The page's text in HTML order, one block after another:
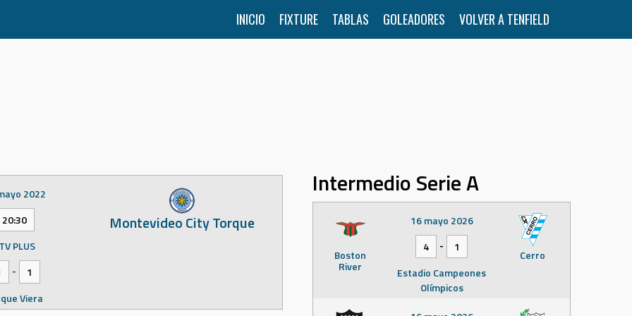
INICIO FIXTURE TABLAS GOLEADORES VOLVER A TENFIELD
Montevideo City Torque
2022
20:30
PLUS
-
1
Viera
Intermedio Serie A
Boston
River
Cerro
16 mayo 2026
4
-
1
Estadio Campeones
Olímpicos